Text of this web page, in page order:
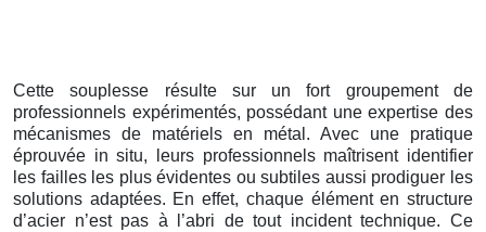
Cette souplesse résulte sur un fort groupement de
professionnels expérimentés, possédant une expertise des
mécanismes de matériels en métal. Avec une pratique
éprouvée in situ, leurs professionnels maîtrisent identifier
les failles les plus évidentes ou subtiles aussi prodiguer les
solutions adaptées. En effet, chaque élément en structure
d’acier n’est pas à l’abri de tout incident technique. Ce